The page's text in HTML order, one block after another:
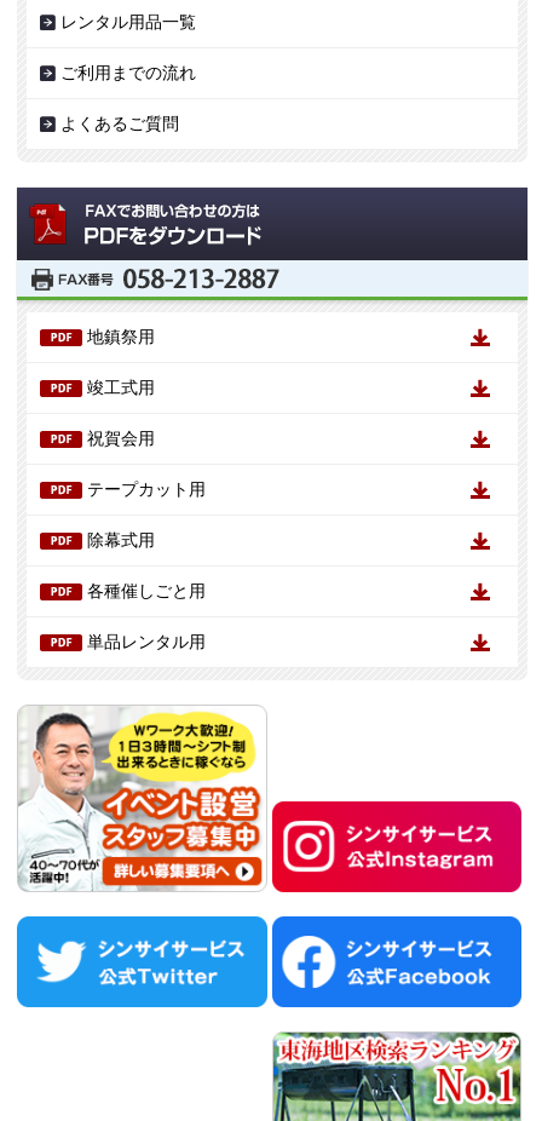
レンタル用品一覧
ご利用までの流れ
よくあるご質問
地鎮祭用
竣工式用
祝賀会用
テープカット用
除幕式用
各種催しごと用
単品レンタル用